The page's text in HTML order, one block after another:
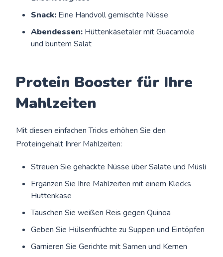
Snack: Eine Handvoll gemischte Nüsse
Abendessen: Hüttenkäsetaler mit Guacamole
und buntem Salat
Protein Booster für Ihre
Mahlzeiten
Mit diesen einfachen Tricks erhöhen Sie den
Proteingehalt Ihrer Mahlzeiten:
Streuen Sie gehackte Nüsse über Salate und Müsli
Ergänzen Sie Ihre Mahlzeiten mit einem Klecks
Hüttenkäse
Tauschen Sie weißen Reis gegen Quinoa
Geben Sie Hülsenfrüchte zu Suppen und Eintöpfen
Garnieren Sie Gerichte mit Samen und Kernen